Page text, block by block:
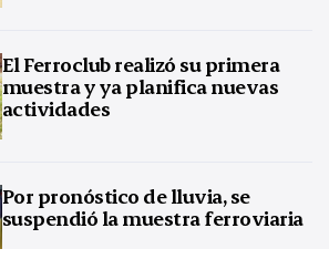
El Ferroclub realizó su primera
muestra y ya planifica nuevas
actividades
Por pronóstico de lluvia, se
suspendió la muestra ferroviaria